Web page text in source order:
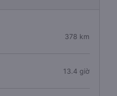
378 km
13.4 giờ